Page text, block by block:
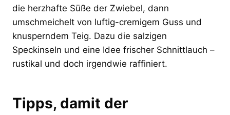
die herzhafte Süße der Zwiebel, dann
umschmeichelt von luftig-cremigem Guss und
knusperndem Teig. Dazu die salzigen
Speckinseln und eine Idee frischer Schnittlauch –
rustikal und doch irgendwie raffiniert.
Tipps, damit der